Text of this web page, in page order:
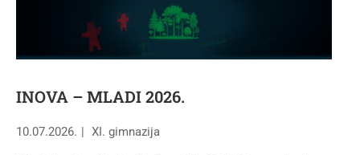
INOVA – MLADI 2026.
10.07.2026. XI. gimnazija